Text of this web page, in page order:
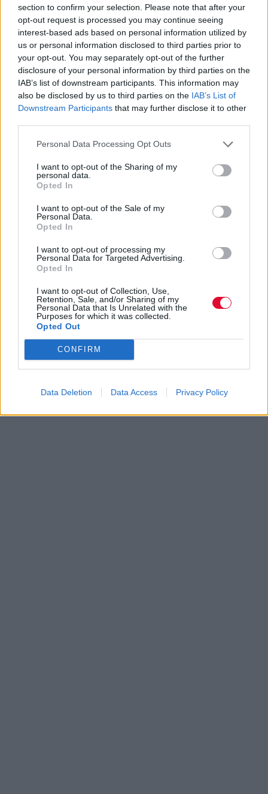
section to confirm your selection. Please note that after your
opt-out request is processed you may continue seeing
interest-based ads based on personal information utilized by
us or personal information disclosed to third parties prior to
your opt-out. You may separately opt-out of the further
disclosure of your personal information by third parties on the
IAB’s list of downstream participants. This information may
also be disclosed by us to third parties on the IAB’s List of
Downstream Participants that may further disclose it to other
Personal Data Processing Opt Outs
I want to opt-out of the Sharing of my
personal data.
Opted In
I want to opt-out of the Sale of my
Personal Data.
Opted In
I want to opt-out of processing my
Personal Data for Targeted Advertising.
Opted In
I want to opt-out of Collection, Use,
Retention, Sale, and/or Sharing of my
Personal Data that Is Unrelated with the
Purposes for which it was collected.
Opted Out
CONFIRM
Data Deletion Data Access Privacy Policy